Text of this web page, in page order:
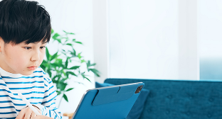
ホで進捗を確認できる
どこでも学習できる
ルリテラシーが自然に身につく
習のデメリット4つ